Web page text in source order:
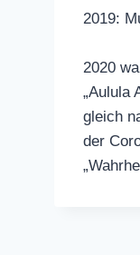
2019:
2020
„Aulula
gleich
der